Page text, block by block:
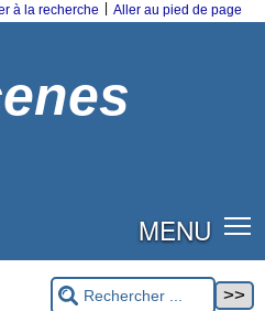
à la recherche Aller au pied de page
MENU